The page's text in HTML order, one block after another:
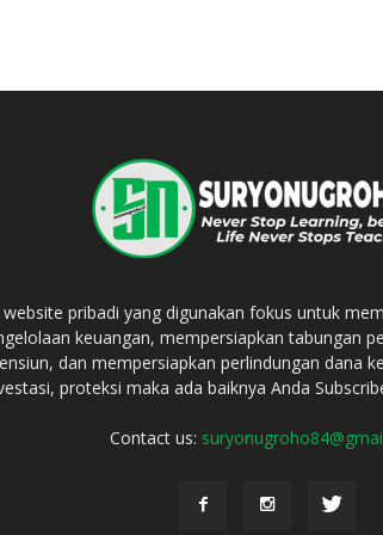
website pribadi yang digunakan fokus untuk
keuangan, mempersiapkan tabungan
dan mempersiapkan perlindungan dana
proteksi maka ada baiknya Anda
Contact us: